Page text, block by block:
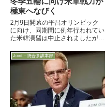
極東へなびく
2月9日開幕の平昌オリンピック
に向け、同期間に例年行われてい
た米韓演習は中止されましたが、
ないぞ」の姿勢を見せるため、米
軍が各種戦力の極東派遣に動き始
めています先週、B-2爆撃機がグ
アム島に飛来し、16日には史...
Joint・統合参謀本部